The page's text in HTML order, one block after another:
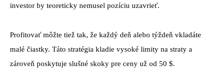
investor by teoreticky nemusel pozíciu uzavrieť.
Profitovať môžte tiež tak, že každý deň alebo týždeň vkladáte
malé čiastky. Táto stratégia kladie vysoké limity na straty a
zároveň poskytuje slušné skoky pre ceny už od 50 $.